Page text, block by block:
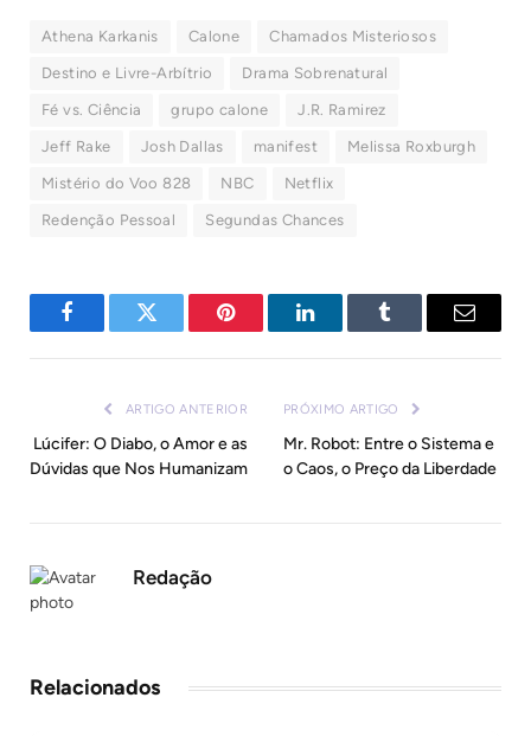
Athena Karkanis Calone Chamados Misteriosos
Destino e Livre-Arbítrio Drama Sobrenatural
Fé vs. Ciência grupo calone J.R. Ramirez
Jeff Rake Josh Dallas manifest Melissa Roxburgh
Mistério do Voo 828 NBC Netflix
Redenção Pessoal Segundas Chances
FacebookTwitter Pinterest LinkedInTumblr
E-
ARTIGO ANTERIOR
Lúcifer: O Diabo, o Amor e as
Dúvidas que Nos Humanizam
PRÓXIMO ARTIGO
Mr. Robot: Entre o Sistema e
o Caos, o Preço da Liberdade
Redação
Relacionados